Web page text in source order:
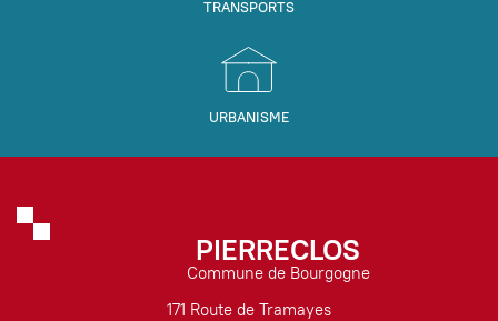
TRANSPORTS
URBANISME
PIERRECLOS
Commune de Bourgogne
171 Route de Tramayes